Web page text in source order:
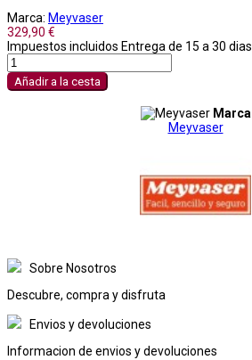
Marca: Meyvaser
329,90 €
Impuestos incluidos Entrega de 15 a 30 dias
Añadir a la cesta
Marca
Meyvaser
Sobre Nosotros
Descubre, compra y disfruta
Envios y devoluciones
Informacion de envios y devoluciones